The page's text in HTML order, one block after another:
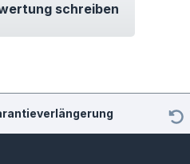
schreiben